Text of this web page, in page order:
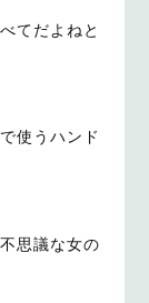
てだよねと
使うハンド
思議な女の